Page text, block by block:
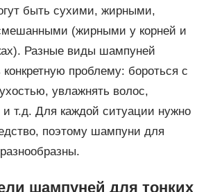
быть сухими, жирными,
(жирными у корней и
Разные виды шампуней
проблему: бороться с
увлажнять волос,
т.д. Для каждой ситуации нужно
поэтому шампуни для
шампуней для тонких